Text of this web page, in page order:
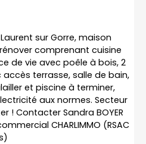
sur Gorre, maison
comprenant cuisine
de vie avec poêle à bois, 2
terrasse, salle de bain,
et piscine à terminer,
aux normes. Secteur
! Contacter Sandra BOYER
CHARLIMMO (RSAC